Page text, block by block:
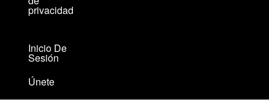
privacidad
Inicio De
Sesión
Únete